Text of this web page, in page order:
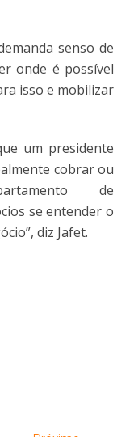
senso de
onde é possível
isso e mobilizar
um presidente
cobrar ou
de
se entender o
diz Jafet.